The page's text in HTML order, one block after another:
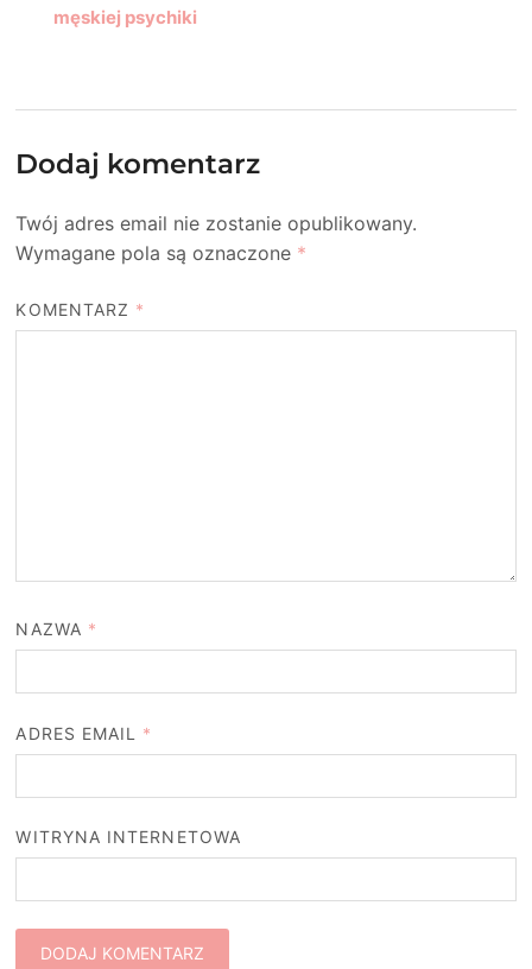
męskiej psychiki
Dodaj komentarz
Twój adres email nie zostanie opublikowany.
Wymagane pola są oznaczone *
KOMENTARZ *
NAZWA *
ADRES EMAIL *
WITRYNA INTERNETOWA